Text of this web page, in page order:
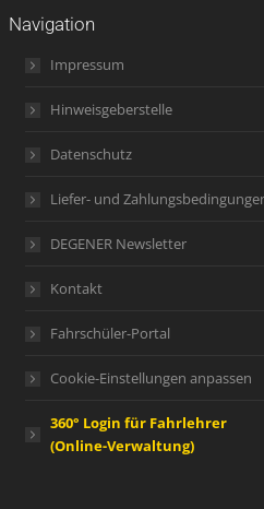
Navigation
Impressum
Hinweisgeberstelle
Datenschutz
Liefer- und
DEGENER Newsletter
Kontakt
Fahrschüler-Portal
Cookie-Einstellungen anpassen
360° Login für Fahrlehrer
(Online-Verwaltung)